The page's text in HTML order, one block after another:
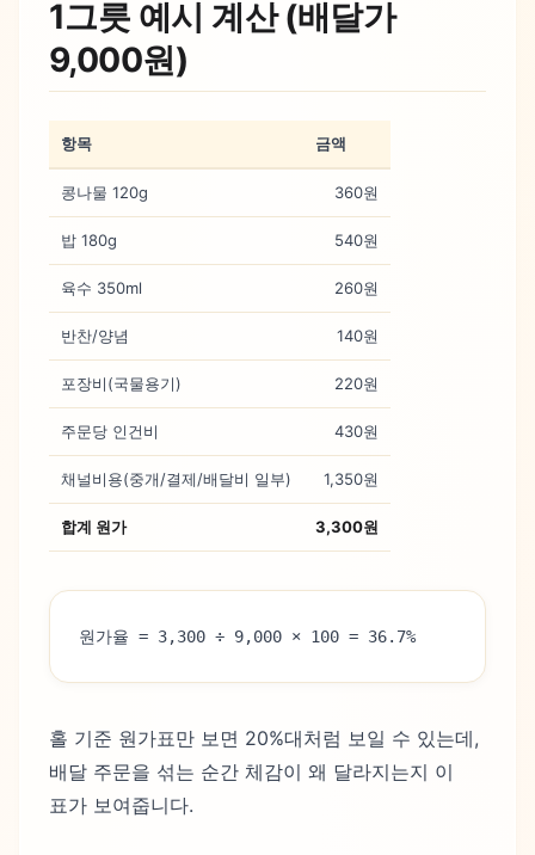
1그릇 예시 계산 (배달가
9,000원)
항목 금액
콩나물 120g 360원
밥 180g 540원
육수 350ml 260원
반찬/양념 140원
포장비(국물용기) 220원
주문당 인건비 430원
채널비용(중개/결제/배달비 일부) 1,350원
합계 원가 3,300원
원가율 = 3,300 ÷ 9,000 × 100 = 36.7%
홀 기준 원가표만 보면 20%대처럼 보일 수 있는데,
배달 주문을 섞는 순간 체감이 왜 달라지는지 이
표가 보여줍니다.